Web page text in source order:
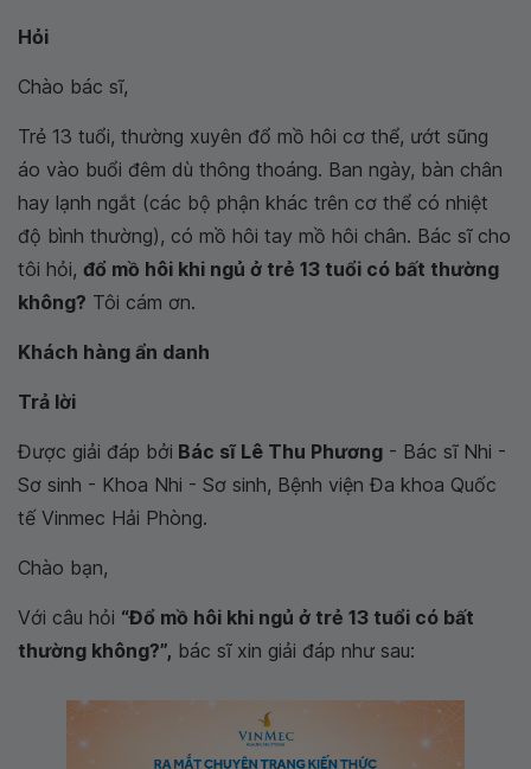
Hỏi
Chào bác sĩ,
Trẻ 13 tuổi, thường xuyên đổ mồ hôi cơ thể, ướt sũng
áo vào buổi đêm dù thông thoáng. Ban ngày, bàn chân
hay lạnh ngắt (các bộ phận khác trên cơ thể có nhiệt
độ bình thường), có mồ hôi tay mồ hôi chân. Bác sĩ cho
tôi hỏi, đổ mồ hôi khi ngủ ở trẻ 13 tuổi có bất thường
không? Tôi cám ơn.
Khách hàng ẩn danh
Trả lời
Được giải đáp bởi Bác sĩ Lê Thu Phương - Bác sĩ Nhi -
Sơ sinh - Khoa Nhi - Sơ sinh, Bệnh viện Đa khoa Quốc
tế Vinmec Hải Phòng.
Chào bạn,
Với câu hỏi “Đổ mồ hôi khi ngủ ở trẻ 13 tuổi có bất
thường không?”, bác sĩ xin giải đáp như sau: